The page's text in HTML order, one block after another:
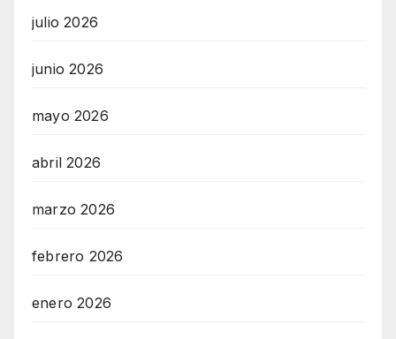
julio 2026
junio 2026
mayo 2026
abril 2026
marzo 2026
febrero 2026
enero 2026